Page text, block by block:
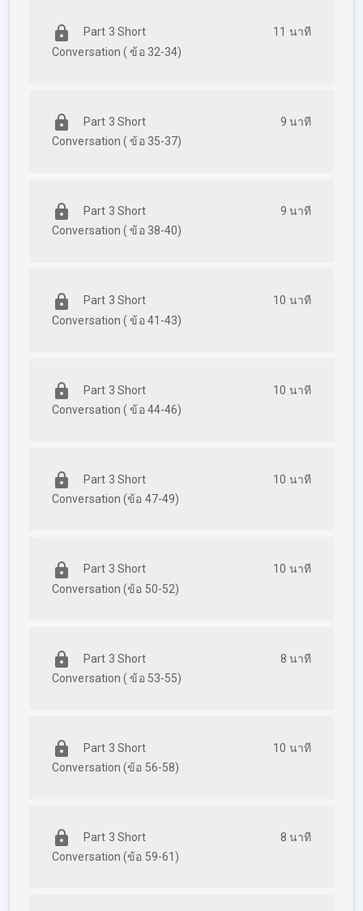
– เติมคำในบทความยังไง ให้เร็ว ไม่ต้องเสีย
เวลา ครูดิวเน้นที่ออกสอบจริง!
Comprehension
– พาร์ทปราบเซียน!ทั้ง
อ่านไม่ทันตกม้าตายมานักต่อนัก
ถูกและทันชัวร์ป๊าบ!
Part 3 Short
Conversation ( ข้อ 32-34)
11 นาที
Part 3 Short
Conversation ( ข้อ 35-37)
9 นาที
Part 3 Short
Conversation ( ข้อ 38-40)
9 นาที
Part 3 Short
Conversation ( ข้อ 41-43)
10 นาที
Part 3 Short
Conversation ( ข้อ 44-46)
10 นาที
Part 3 Short
Conversation (ข้อ 47-49)
10 นาที
Part 3 Short
Conversation (ข้อ 50-52)
10 นาที
Part 3 Short
Conversation ( ข้อ 53-55)
8 นาที
Part 3 Short
Conversation (ข้อ 56-58)
10 นาที
Part 3 Short
Conversation (ข้อ 59-61)
8 นาที